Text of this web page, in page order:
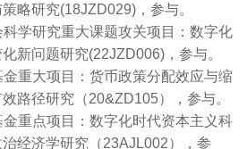
略研究(18JZD029)，参与。
学研究重大课题攻关项目：数字化
新问题研究(22JZD006)，参与。
重大项目：货币政策分配效应与缩
路径研究（20&ZD105），参与。
重点项目：数字化时代资本主义科
经济学研究（23AJL002），参